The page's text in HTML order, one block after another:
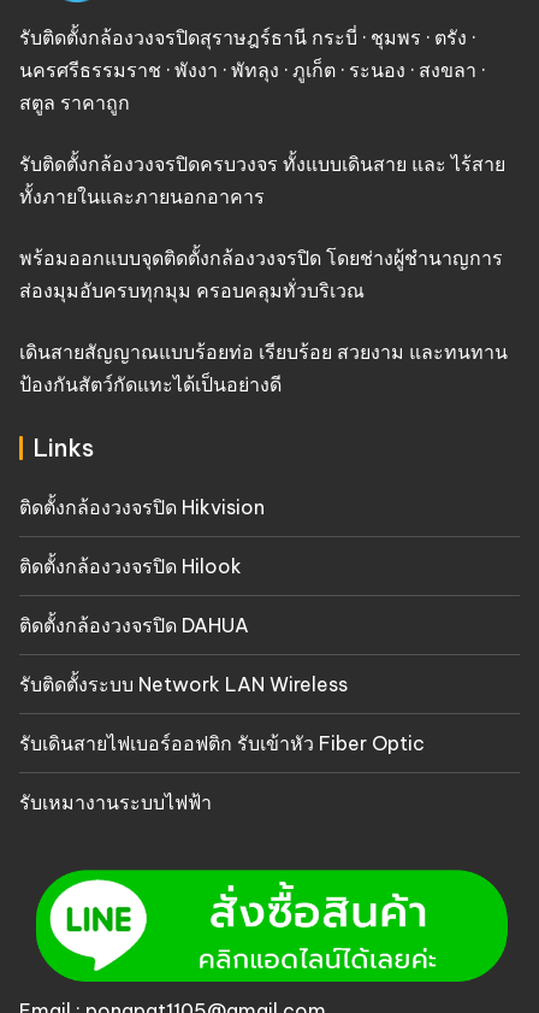
รับติดตั้งกล้องวงจรปิดสุราษฎร์ธานี กระบี่ · ชุมพร · ตรัง ·
นครศรีธรรมราช · พังงา · พัทลุง · ภูเก็ต · ระนอง · สงขลา ·
สตูล ราคาถูก
รับติดตั้งกล้องวงจรปิดครบวงจร ทั้งแบบเดินสาย และ ไร้สาย
ทั้งภายในและภายนอกอาคาร
พร้อมออกแบบจุดติดตั้งกล้องวงจรปิด โดยช่างผู้ชำนาญการ
ส่องมุมอับครบทุกมุม ครอบคลุมทั่วบริเวณ
เดินสายสัญญาณแบบร้อยท่อ เรียบร้อย สวยงาม และทนทาน
ป้องกันสัตว์กัดแทะได้เป็นอย่างดี
Links
ติดตั้งกล้องวงจรปิด Hikvision
ติดตั้งกล้องวงจรปิด Hilook
ติดตั้งกล้องวงจรปิด DAHUA
รับติดตั้งระบบ Network LAN Wireless
รับเดินสายไฟเบอร์ออฟติก รับเข้าหัว Fiber Optic
รับเหมางานระบบไฟฟ้า